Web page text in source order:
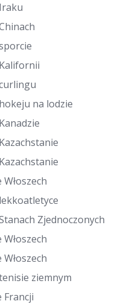
na lodzie
Włoszech
Zjednoczonych
Włoszech
Włoszech
ziemnym
Francji